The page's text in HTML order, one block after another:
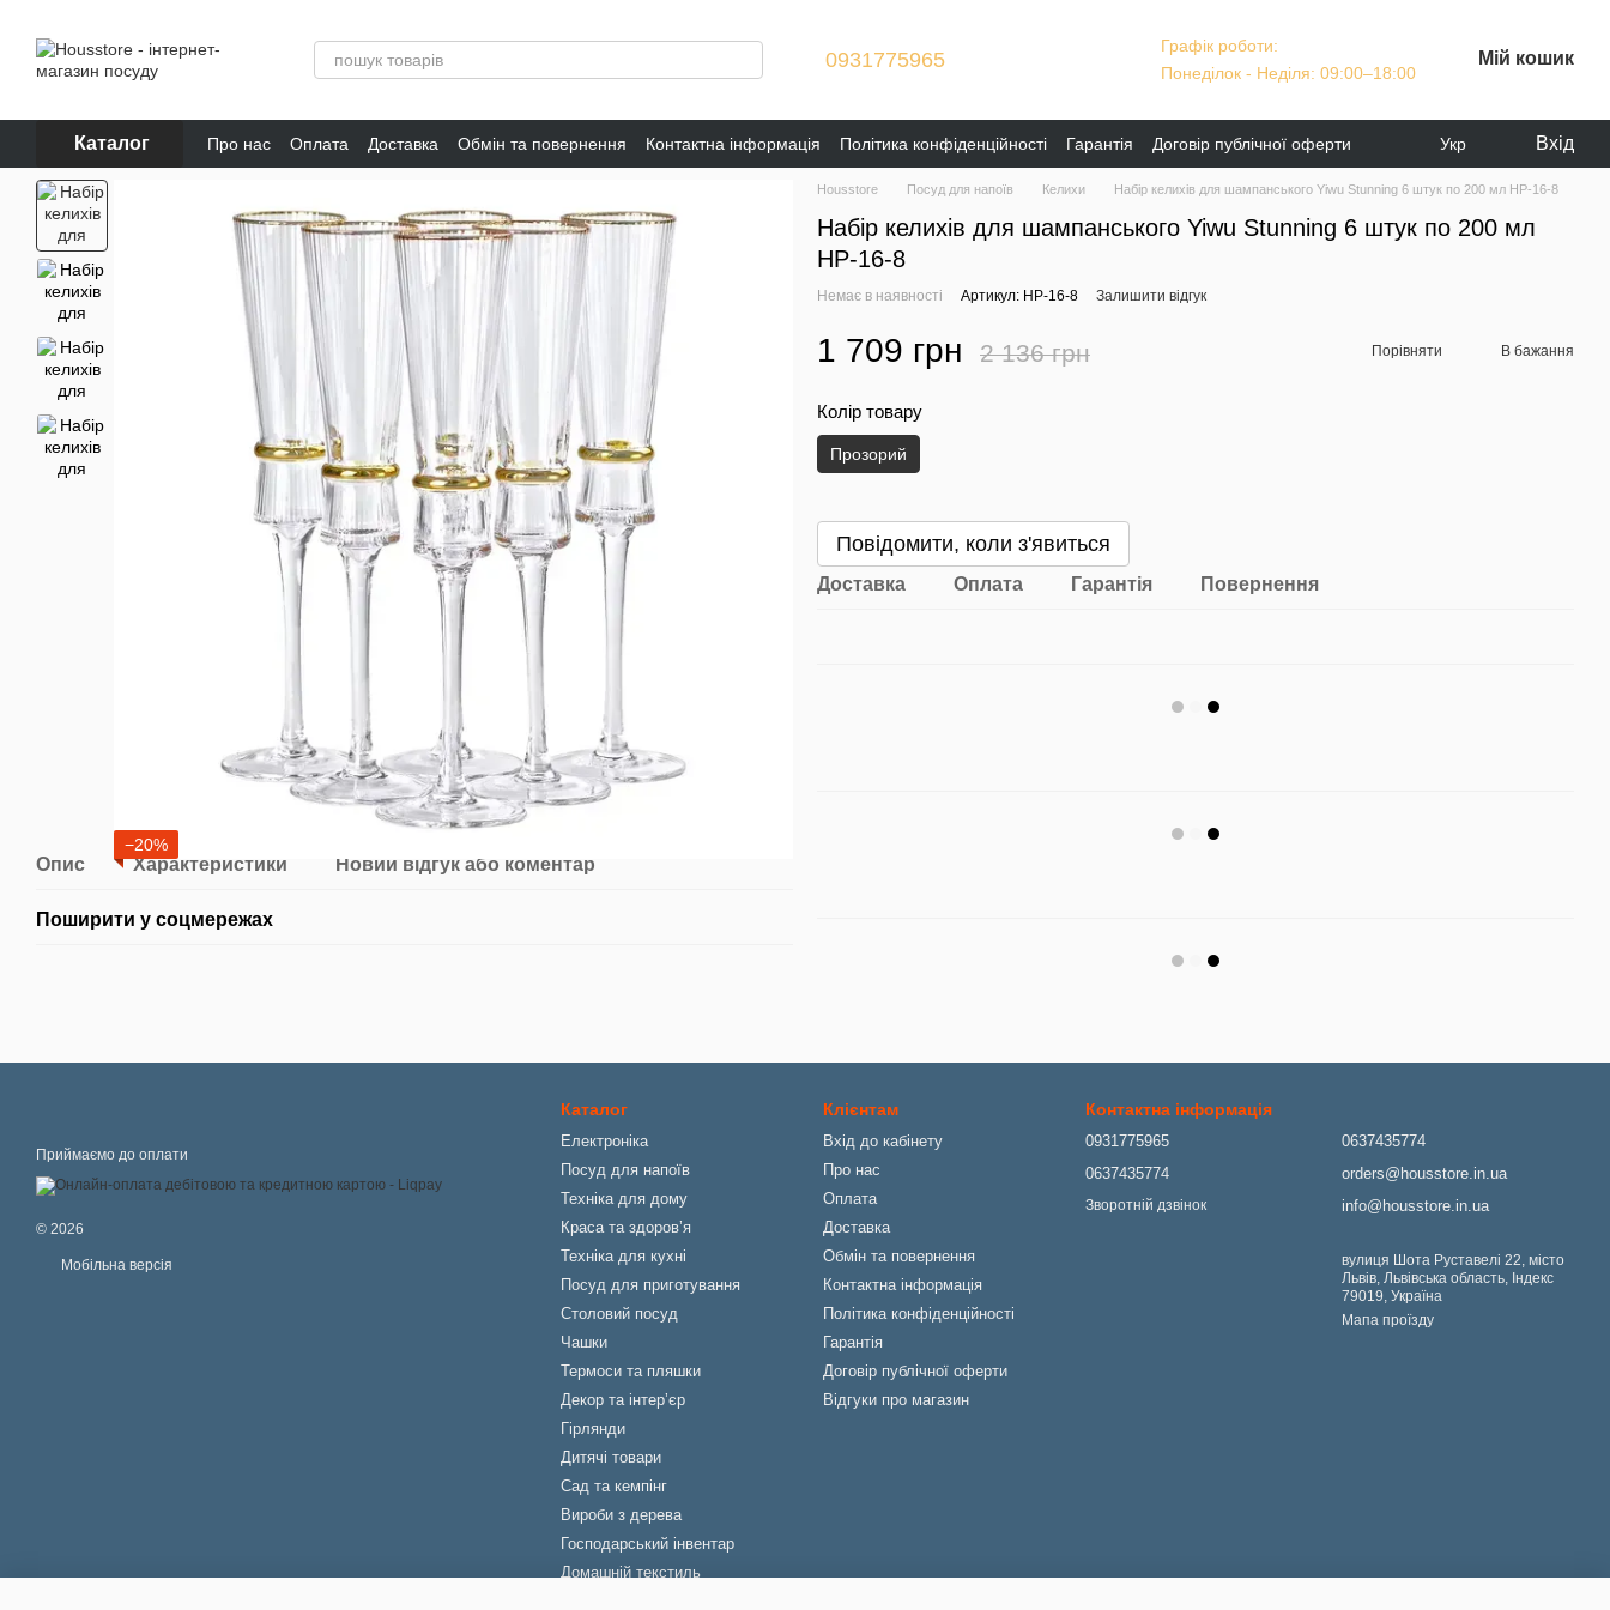
0931775965
Графік роботи:
Понеділок - Неділя: 09:00–18:00
Мій кошик
Каталог Про нас Оплата Доставка Обмін та повернення Контактна інформація Політика конфіденційності Гарантія
Договір публічної оферти
Відгуки про магазин
Укр Вхід
−20%
Опис Характеристики Новий відгук або коментар
Поширити у соцмережах
Housstore Посуд для напоїв Келихи Набір келихів для шампанського Yiwu Stunning 6 штук по 200 мл HP-16-8
Набір келихів для шампанського Yiwu Stunning 6 штук по 200 мл
HP-16-8
Немає в наявності Артикул: HP-16-8 Залишити відгук
1 709 грн 2 136 грн Порівняти В бажання
Колір товару
Прозорий
Повідомити, коли з'явиться
Доставка Оплата Гарантія Повернення
Приймаємо до оплати
© 2026
Мобільна версія
Каталог
Електроніка
Посуд для напоїв
Техніка для дому
Краса та здоровʼя
Техніка для кухні
Посуд для приготування
Столовий посуд
Чашки
Термоси та пляшки
Декор та інтерʼєр
Гірлянди
Дитячі товари
Сад та кемпінг
Вироби з дерева
Господарський інвентар
Домашній текстиль
Клієнтам
Вхід до кабінету
Про нас
Оплата
Доставка
Обмін та повернення
Контактна інформація
Політика конфіденційності
Гарантія
Договір публічної оферти
Відгуки про магазин
Контактна інформація
0931775965
0637435774
Зворотній дзвінок
0637435774
orders@housstore.in.ua
info@housstore.in.ua
вулиця Шота Руставелі 22, місто
Львів, Львівська область, Індекс
79019, Україна
Мапа проїзду